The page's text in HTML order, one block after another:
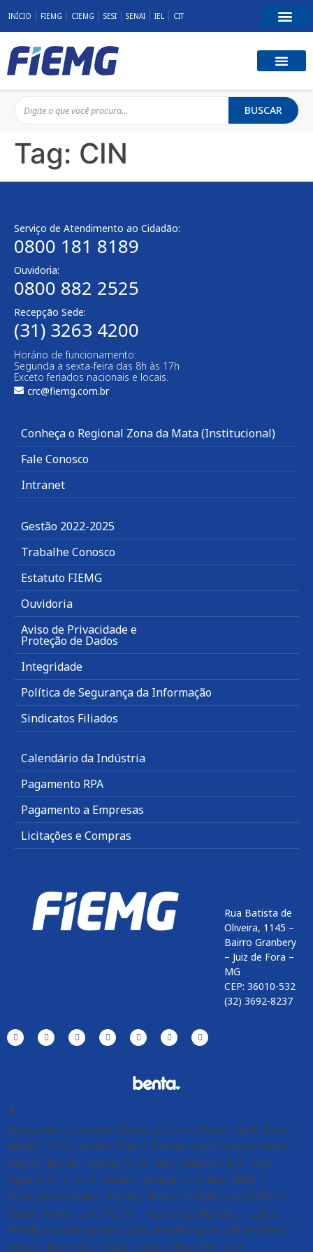
INÍCIO FIEMG CIEMG SESI SENAI IEL CIT
BUSCAR
Tag: CIN
Serviço de Atendimento ao Cidadão:
0800 181 8189
Ouvidoria:
0800 882 2525
Recepção Sede:
(31) 3263 4200
Horário de funcionamento:
Segunda a sexta-feira das 8h às 17h
Exceto feriados nacionais e locais.
crc@fiemg.com.br
Conheça o Regional Zona da Mata (Institucional)
Fale Conosco
Intranet
Gestão 2022-2025
Trabalhe Conosco
Estatuto FIEMG
Ouvidoria
Aviso de Privacidade e
Proteção de Dados
Integridade
Política de Segurança da Informação
Sindicatos Filiados
Calendário da Indústria
Pagamento RPA
Pagamento a Empresas
Licitações e Compras
Rua Batista de
Oliveira, 1145 –
Bairro Granbery
– Juiz de Fora –
MG
CEP: 36010-532
(32) 3692-8237
⤒
#progress { position: fixed; bottom: 90px; right: 17px;
height: 60px; width: 60px; display: none; place-items:
center; border-radius: 50%; box-shadow: 0 0 10px
rgba(0, 0, 0, 0.2); cursor: pointer; z-index: 999; }
#progress-value { display: block; height: calc(100% -
15px); width: calc(100% - 15px); background-color:
#ffffff; border-radius: 50%; display: grid; place-items:
center; font-size: 35px; color: #004796; } let